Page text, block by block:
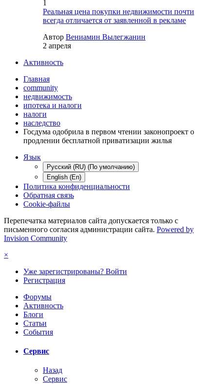
1
Реальная цена покупки недвижимости почти
всегда отличается от заявленной в рекламе
Автор Вениамин Вылегжанин
2 апреля
Активность
Главная
community
недвижимость
ипотека и налоги
налоги
наследство
Госдума одобрила в первом чтении законопроект о
продлении бесплатной приватизации жилья
Язык
Русский (RU) (По умолчанию)
English (En)
Политика конфиденциальности
Обратная связь
Cookie-файлы
Перепечатка материалов сайта допускается только с
письменного согласия администрации сайта. Powered by
Invision Community
×
Уже зарегистрированы? Войти
Регистрация
Форумы
Активность
Блоги
Статьи
События
Сервис
Назад
Сервис